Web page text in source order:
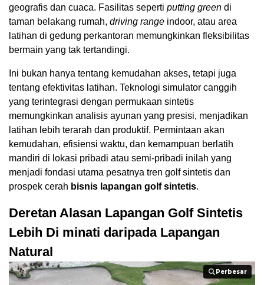
geografis dan cuaca. Fasilitas seperti putting green di
taman belakang rumah, driving range indoor, atau area
latihan di gedung perkantoran memungkinkan fleksibilitas
bermain yang tak tertandingi.
Ini bukan hanya tentang kemudahan akses, tetapi juga
tentang efektivitas latihan. Teknologi simulator canggih
yang terintegrasi dengan permukaan sintetis
memungkinkan analisis ayunan yang presisi, menjadikan
latihan lebih terarah dan produktif. Permintaan akan
kemudahan, efisiensi waktu, dan kemampuan berlatih
mandiri di lokasi pribadi atau semi-pribadi inilah yang
menjadi fondasi utama pesatnya tren golf sintetis dan
prospek cerah bisnis lapangan golf sintetis.
Deretan Alasan Lapangan Golf Sintetis
Lebih Di minati daripada Lapangan
Natural
Perbesar
Perbesar